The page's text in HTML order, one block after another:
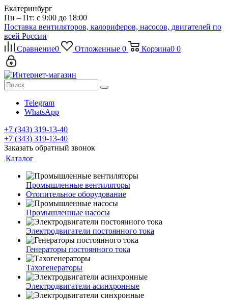
Екатеринбург
Пн – Пт: с 9:00 до 18:00
Поставка вентиляторов, калориферов, насосов, двигателей по
всей России
Сравнение0 Отложенные 0 Корзина0 0
Telegram
WhatsApp
+7 (343) 319-13-40
+7 (343) 319-13-40
Заказать обратный звонок
Каталог
Промышленные вентиляторы
Отопительное оборудование
Промышленные насосы
Электродвигатели постоянного тока
Генераторы постоянного тока
Тахогенераторы
Электродвигатели асинхронные